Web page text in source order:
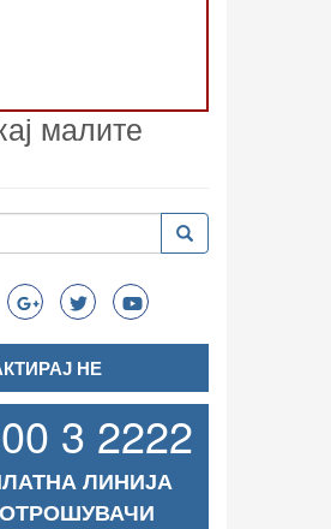
малите
Пребарување
НЕ
3 2222
ЛИНИЈА